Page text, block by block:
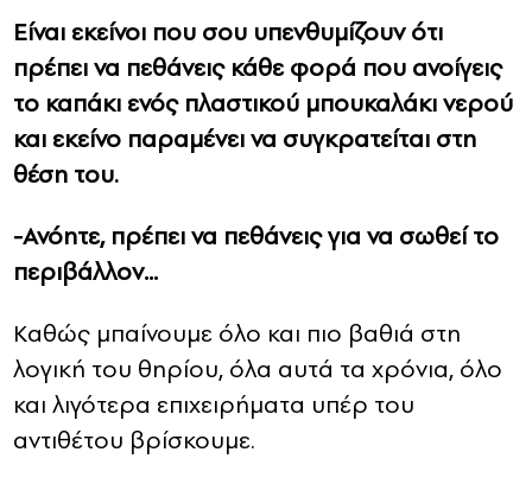
Είναι εκείνοι που σου υπενθυμίζουν ότι
πρέπει να πεθάνεις κάθε φορά που ανοίγεις
το καπάκι ενός πλαστικού μπουκαλάκι νερού
και εκείνο παραμένει να συγκρατείται στη
θέση του.
-Ανόητε, πρέπει να πεθάνεις για να σωθεί το
περιβάλλον…
Καθώς μπαίνουμε όλο και πιο βαθιά στη
λογική του θηρίου, όλα αυτά τα χρόνια, όλο
και λιγότερα επιχειρήματα υπέρ του
αντιθέτου βρίσκουμε.